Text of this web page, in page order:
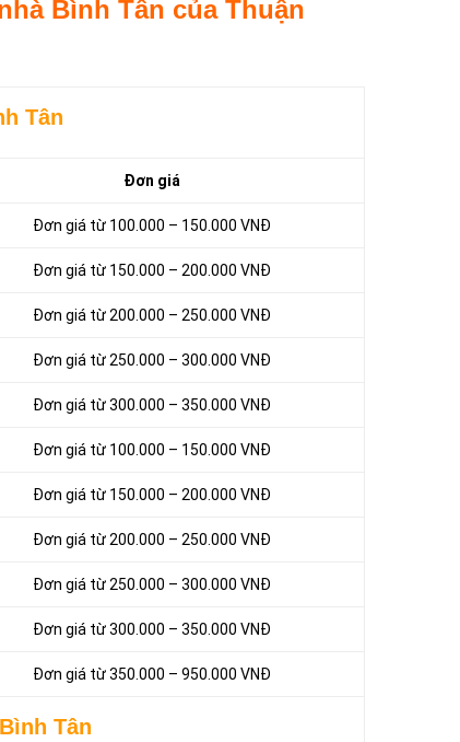
Bình Tân của Thuận
Tân
Đơn giá
Đơn giá từ 100.000 – 150.000 VNĐ
Đơn giá từ 150.000 – 200.000 VNĐ
Đơn giá từ 200.000 – 250.000 VNĐ
Đơn giá từ 250.000 – 300.000 VNĐ
Đơn giá từ 300.000 – 350.000 VNĐ
Đơn giá từ 100.000 – 150.000 VNĐ
Đơn giá từ 150.000 – 200.000 VNĐ
Đơn giá từ 200.000 – 250.000 VNĐ
Đơn giá từ 250.000 – 300.000 VNĐ
Đơn giá từ 300.000 – 350.000 VNĐ
Đơn giá từ 350.000 – 950.000 VNĐ
Tân